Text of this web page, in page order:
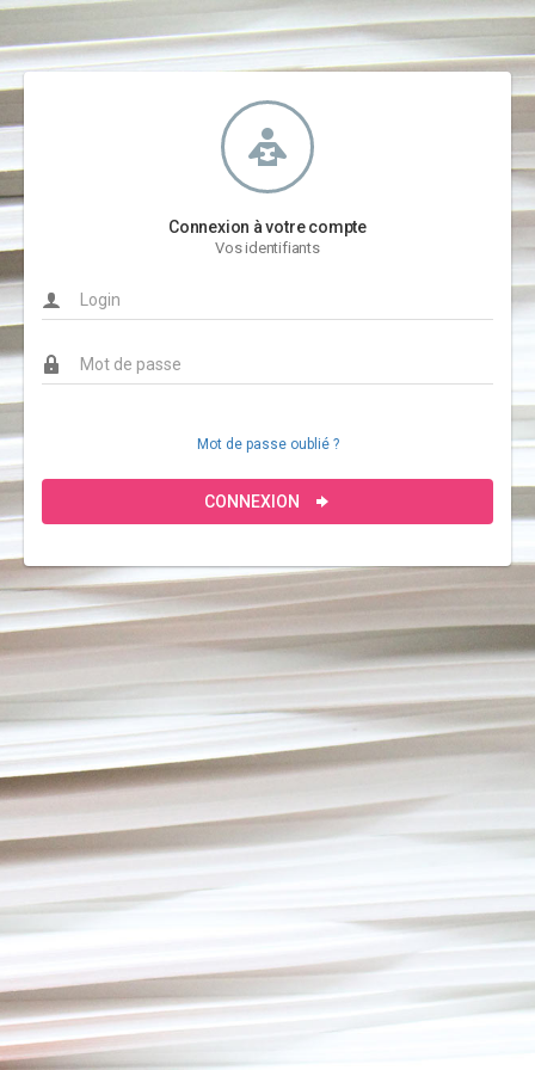
Connexion à votre compte
Vos identifiants
Mot de passe oublié ?
CONNEXION